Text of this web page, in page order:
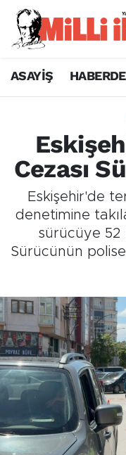
ASAYİŞ
Cezası
Eskişehir'de
denetimine
sürücüye 52
Sürücünün